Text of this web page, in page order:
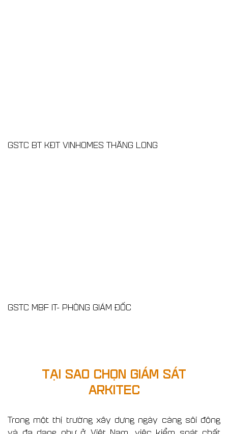
GSTC BT KĐT VINHOMES THĂNG LONG
GSTC MBF IT- PHÒNG GIÁM ĐỐC
TẠI SAO CHỌN GIÁM SÁT
ARKITEC
Trong một thị trường xây dựng ngày càng sôi động